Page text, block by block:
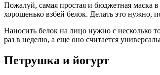
Пожалуй, самая простая и бюджетная маска
хорошенько взбей белок. Делать это нужно,
Наносить белок на лицо нужно с несколько
раз в неделю, а еще оно считается
Петрушка и йогурт